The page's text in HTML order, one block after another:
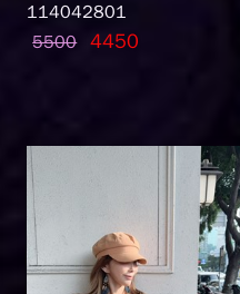
114042801
5500 4450